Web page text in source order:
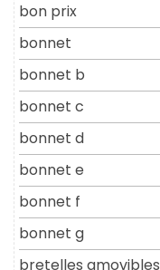
bon prix
bonnet
bonnet b
bonnet c
bonnet d
bonnet e
bonnet f
bonnet g
bretelles amovibles